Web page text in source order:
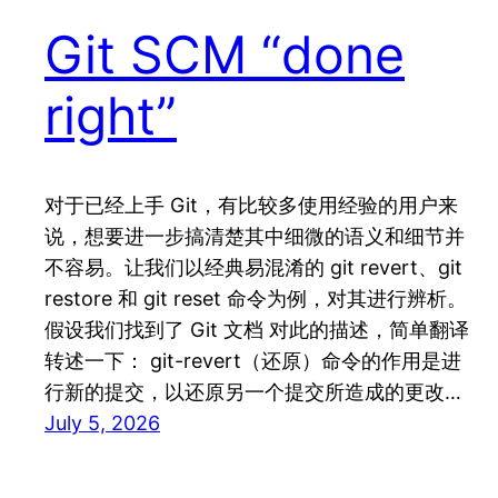
Git SCM “done
right”
对于已经上手 Git，有比较多使用经验的用户来
说，想要进一步搞清楚其中细微的语义和细节并
不容易。让我们以经典易混淆的 git revert、git
restore 和 git reset 命令为例，对其进行辨析。
假设我们找到了 Git 文档 对此的描述，简单翻译
转述一下： git-revert（还原）命令的作用是进
行新的提交，以还原另一个提交所造成的更改…
July 5, 2026